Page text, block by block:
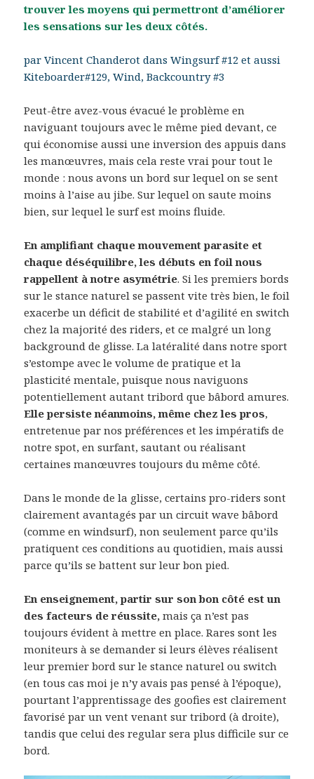
trouver les moyens qui permettront d’améliorer
les sensations sur les deux côtés.
par Vincent Chanderot dans Wingsurf #12 et aussi
Kiteboarder#129, Wind, Backcountry #3
Peut-être avez-vous évacué le problème en
naviguant toujours avec le même pied devant, ce
qui économise aussi une inversion des appuis dans
les manœuvres, mais cela reste vrai pour tout le
monde : nous avons un bord sur lequel on se sent
moins à l’aise au jibe. Sur lequel on saute moins
bien, sur lequel le surf est moins fluide.
En amplifiant chaque mouvement parasite et
chaque déséquilibre, les débuts en foil nous
rappellent à notre asymétrie. Si les premiers bords
sur le stance naturel se passent vite très bien, le foil
exacerbe un déficit de stabilité et d’agilité en switch
chez la majorité des riders, et ce malgré un long
background de glisse. La latéralité dans notre sport
s’estompe avec le volume de pratique et la
plasticité mentale, puisque nous naviguons
potentiellement autant tribord que bâbord amures.
Elle persiste néanmoins, même chez les pros,
entretenue par nos préférences et les impératifs de
notre spot, en surfant, sautant ou réalisant
certaines manœuvres toujours du même côté.
Dans le monde de la glisse, certains pro-riders sont
clairement avantagés par un circuit wave bâbord
(comme en windsurf), non seulement parce qu’ils
pratiquent ces conditions au quotidien, mais aussi
parce qu’ils se battent sur leur bon pied.
En enseignement, partir sur son bon côté est un
des facteurs de réussite, mais ça n’est pas
toujours évident à mettre en place. Rares sont les
moniteurs à se demander si leurs élèves réalisent
leur premier bord sur le stance naturel ou switch
(en tous cas moi je n’y avais pas pensé à l’époque),
pourtant l’apprentissage des goofies est clairement
favorisé par un vent venant sur tribord (à droite),
tandis que celui des regular sera plus difficile sur ce
bord.